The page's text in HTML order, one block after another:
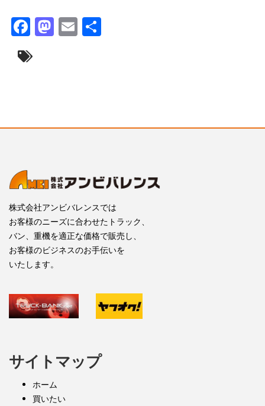
Facebook
Mastodon
Email
株式会社アンビバレンスでは
お客様のニーズに合わせたトラック、
バン、重機を適正な価格で販売し、
お客様のビジネスのお手伝いを
いたします。
サイトマップ
ホーム
買いたい